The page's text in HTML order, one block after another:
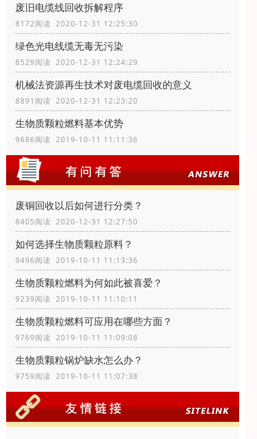
废旧电缆线回收拆解程序
8172阅读 2020-12-31 12:25:30
绿色光电线缆无毒无污染
8529阅读 2020-12-31 12:24:29
机械法资源再生技术对废电缆回收的意义
8891阅读 2020-12-31 12:23:20
生物质颗粒燃料基本优势
9686阅读 2019-10-11 11:11:36
废铜回收以后如何进行分类？
8405阅读 2020-12-31 12:27:50
如何选择生物质颗粒原料？
9496阅读 2019-10-11 11:13:36
生物质颗粒燃料为何如此被喜爱？
9239阅读 2019-10-11 11:10:11
生物质颗粒燃料可应用在哪些方面？
9769阅读 2019-10-11 11:09:08
生物质颗粒锅炉缺水怎么办？
9759阅读 2019-10-11 11:07:38